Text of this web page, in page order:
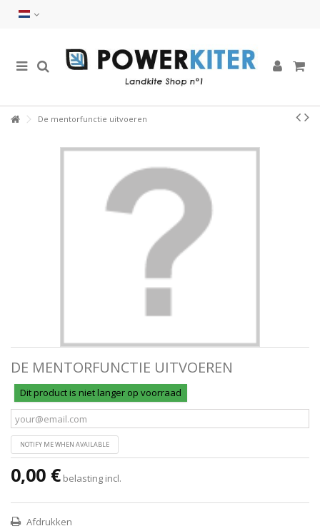
De mentorfunctie uitvoeren
DE MENTORFUNCTIE UITVOEREN
Dit product is niet langer op voorraad
NOTIFY ME WHEN AVAILABLE
0,00 € belasting incl.
Afdrukken